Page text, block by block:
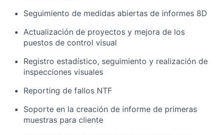
Seguimiento de medidas abiertas de informes 8D
Actualización de proyectos y mejora de los
puestos de control visual
Registro estadístico, seguimiento y realización de
inspecciones visuales
Reporting de fallos NTF
Soporte en la creación de informe de primeras
muestras para cliente